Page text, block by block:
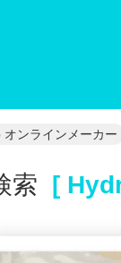
ンラインメーカー
索 [